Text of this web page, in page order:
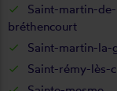
Saint-martin-de-
bréthencourt
Saint-martin-la-
Saint-rémy-lès-